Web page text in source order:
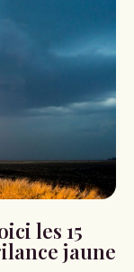
les 15
jaune